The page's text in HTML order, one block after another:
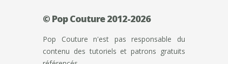
© Pop Couture 2012-2026
Pop Couture n'est pas responsable du
contenu des tutoriels et patrons gratuits